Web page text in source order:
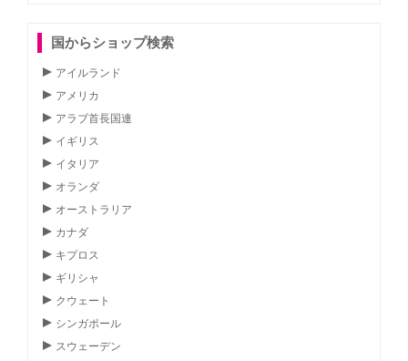
国からショップ検索
アイルランド
アメリカ
アラブ首長国連
イギリス
イタリア
オランダ
オーストラリア
カナダ
キプロス
ギリシャ
クウェート
シンガポール
スウェーデン